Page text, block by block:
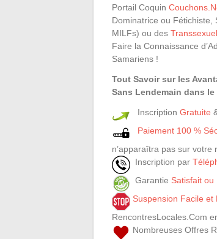
Portail Coquin
Dominatrice ou Fétichiste,
MILFs) ou des
Faire la Connaissance
Samariens !
Tout Savoir sur les
Sans Lendemain dans
Inscription Gratuite
Paiement 100 %
n’apparaîtra pas sur
Inscription par
Garantie Satisfait ou
Suspension Facile et
RencontresLocales.Com
Nombreuses Offres